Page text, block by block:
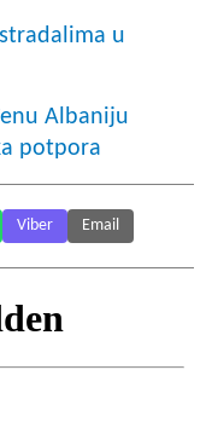
u
Albaniju
potpora
Viber Email